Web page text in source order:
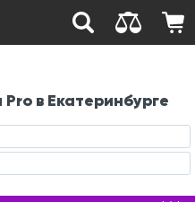
в Екатеринбурге